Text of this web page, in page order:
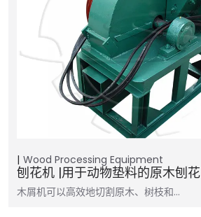
Wood Processing Equipment
刨花机 |用于动物垫料的原木刨花
木屑机可以高效地切割原木、树枝和…